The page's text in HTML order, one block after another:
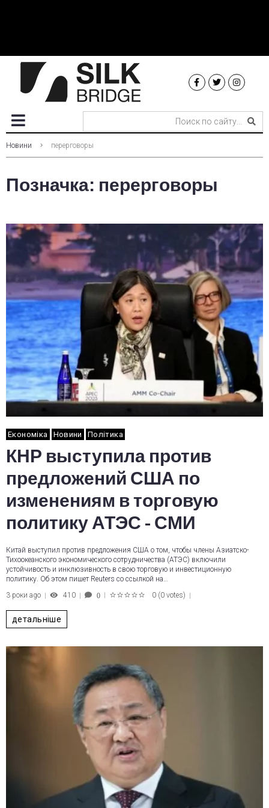
Новини перерговоры
Позначка: перерговоры
Економіка Новини Політика
КНР выступила против
предложений США по
изменениям в торговую
политику АТЭС - СМИ
Китай выступил против предложения США о том, чтобы члены Азиатско-
Тихоокеанского экономического сотрудничества (АТЭС) включили
устойчивость и инклюзивность в свою торговую и инвестиционную
политику. Об этом пишет Reuters со ссылкой на…
3 роки ago
410 0 0 (0 votes)
детальніше